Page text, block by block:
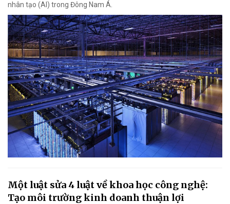
nhân tạo (AI) trong Đông Nam Á.
Một luật sửa 4 luật về khoa học công nghệ:
Tạo môi trường kinh doanh thuận lợi